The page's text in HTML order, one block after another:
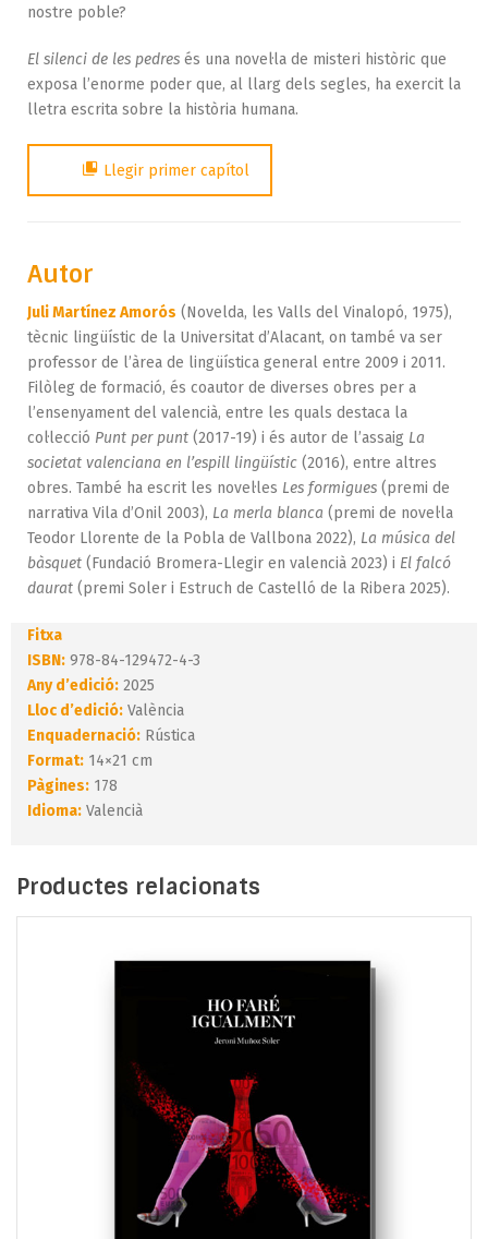
nostre poble?
El silenci de les pedres és una novel·la de misteri històric que
exposa l’enorme poder que, al llarg dels segles, ha exercit la
lletra escrita sobre la història humana.
Llegir primer capítol
Autor
Juli Martínez Amorós (Novelda, les Valls del Vinalopó, 1975),
tècnic lingüístic de la Universitat d’Alacant, on també va ser
professor de l’àrea de lingüística general entre 2009 i 2011.
Filòleg de formació, és coautor de diverses obres per a
l’ensenyament del valencià, entre les quals destaca la
col·lecció Punt per punt (2017-19) i és autor de l’assaig La
societat valenciana en l’espill lingüístic (2016), entre altres
obres. També ha escrit les novel·les Les formigues (premi de
narrativa Vila d’Onil 2003), La merla blanca (premi de novel·la
Teodor Llorente de la Pobla de Vallbona 2022), La música del
bàsquet (Fundació Bromera-Llegir en valencià 2023) i El falcó
daurat (premi Soler i Estruch de Castelló de la Ribera 2025).
Fitxa
ISBN: 978-84-129472-4-3
Any d’edició: 2025
Lloc d’edició: València
Enquadernació: Rústica
Format: 14×21 cm
Pàgines: 178
Idioma: Valencià
Productes relacionats